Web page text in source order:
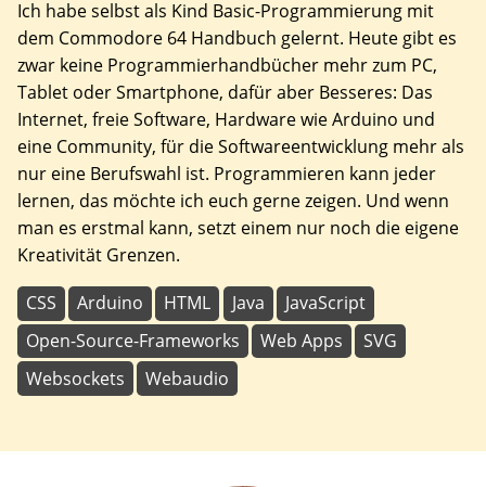
Ich habe selbst als Kind Basic-Programmierung mit
dem Commodore 64 Handbuch gelernt. Heute gibt es
zwar keine Programmierhandbücher mehr zum PC,
Tablet oder Smartphone, dafür aber Besseres: Das
Internet, freie Software, Hardware wie Arduino und
eine Community, für die Softwareentwicklung mehr als
nur eine Berufswahl ist. Programmieren kann jeder
lernen, das möchte ich euch gerne zeigen. Und wenn
man es erstmal kann, setzt einem nur noch die eigene
Kreativität Grenzen.
CSS Arduino HTML Java
JavaScript
Open-Source-Frameworks
Web Apps
SVG
Websockets
Webaudio